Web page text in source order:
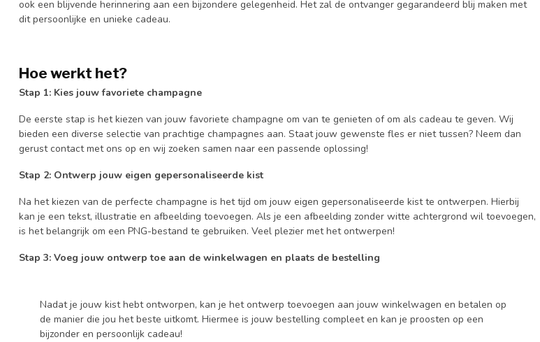
ook een blijvende herinnering aan een bijzondere gelegenheid. Het zal de ontvanger gegarandeerd blij maken met
dit persoonlijke en unieke cadeau.
Hoe werkt het?
Stap 1: Kies jouw favoriete champagne
De eerste stap is het kiezen van jouw favoriete champagne om van te genieten of om als cadeau te geven. Wij
bieden een diverse selectie van prachtige champagnes aan. Staat jouw gewenste fles er niet tussen? Neem dan
gerust contact met ons op en wij zoeken samen naar een passende oplossing!
Stap 2: Ontwerp jouw eigen gepersonaliseerde kist
Na het kiezen van de perfecte champagne is het tijd om jouw eigen gepersonaliseerde kist te ontwerpen. Hierbij
kan je een tekst, illustratie en afbeelding toevoegen. Als je een afbeelding zonder witte achtergrond wil toevoegen,
is het belangrijk om een PNG-bestand te gebruiken. Veel plezier met het ontwerpen!
Stap 3: Voeg jouw ontwerp toe aan de winkelwagen en plaats de bestelling
Nadat je jouw kist hebt ontworpen, kan je het ontwerp toevoegen aan jouw winkelwagen en betalen op
de manier die jou het beste uitkomt. Hiermee is jouw bestelling compleet en kan je proosten op een
bijzonder en persoonlijk cadeau!